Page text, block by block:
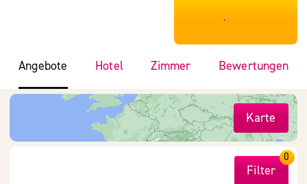
***************
Angebote Hotel Zimmer Bewertungen
Karte
Filter
0